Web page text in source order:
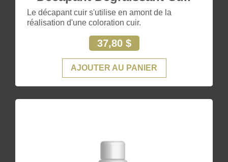
Le décapant cuir s'utilise en amont de la
réalisation d'une coloration cuir.
37,80 $
AJOUTER AU PANIER